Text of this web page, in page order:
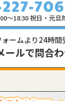
〜18:30 祝日・元旦
ォームより24時間
ールで問合